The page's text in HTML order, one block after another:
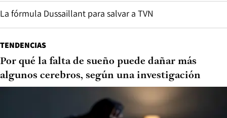
La fórmula Dussaillant para salvar a TVN
TENDENCIAS
Por qué la falta de sueño puede dañar más
algunos cerebros, según una investigación